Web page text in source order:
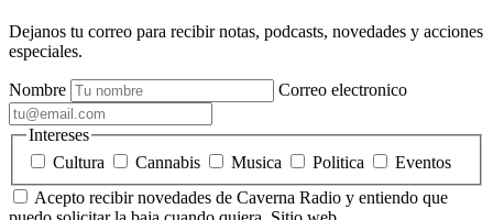
Dejanos tu correo para recibir notas, podcasts, novedades y acciones
especiales.
Nombre Correo electronico
Intereses
Cultura
Cannabis Musica Politica
Eventos
Acepto recibir novedades de Caverna Radio y entiendo que